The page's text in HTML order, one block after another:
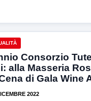
Consorzio
alla Masseria
di Gala Wine
2022